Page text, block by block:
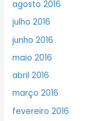
agosto 2016
julho 2016
junho 2016
maio 2016
abril 2016
março 2016
fevereiro 2016